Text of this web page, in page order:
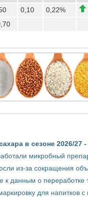
0,10
0,22%
в сезоне 2026/
микробный
из-за сокращения
к данным о переработке
для напитков